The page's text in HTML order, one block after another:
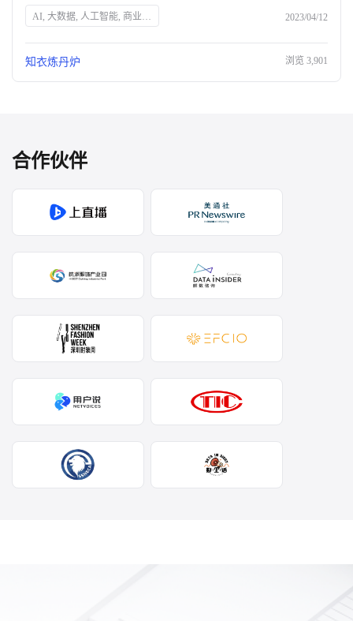
AI, 大数据, 人工智能, 商业应用, 新品开发, 市场洞察, 百事公司, 知衣科技, 消费者需求, 数据分析, 可视化图表, 销售趋势预测, 红蓝海分析, 竞争对手分析 2023/04/12
知衣炼丹炉 浏览 3,901
合作伙伴